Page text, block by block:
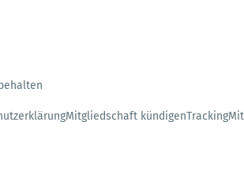
Mitgliedschaft kündigenTracking